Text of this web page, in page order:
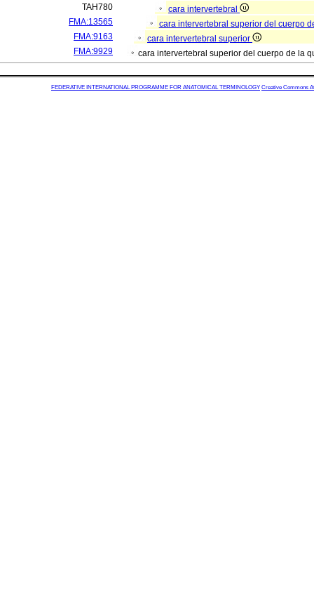
TAH780
cara intervertebral
FMA:13565
cara intervertebral superior del cuerpo
FMA:9163
cara intervertebral superior
FMA:9929
cara intervertebral superior del cuerpo de la
FEDERATIVE INTERNATIONAL PROGRAMME FOR ANATOMICAL TERMINOLOGY Creative Commons